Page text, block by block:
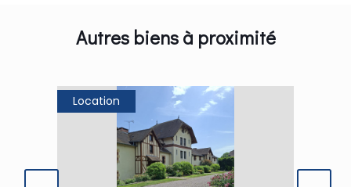
Autres biens à proximité
Location